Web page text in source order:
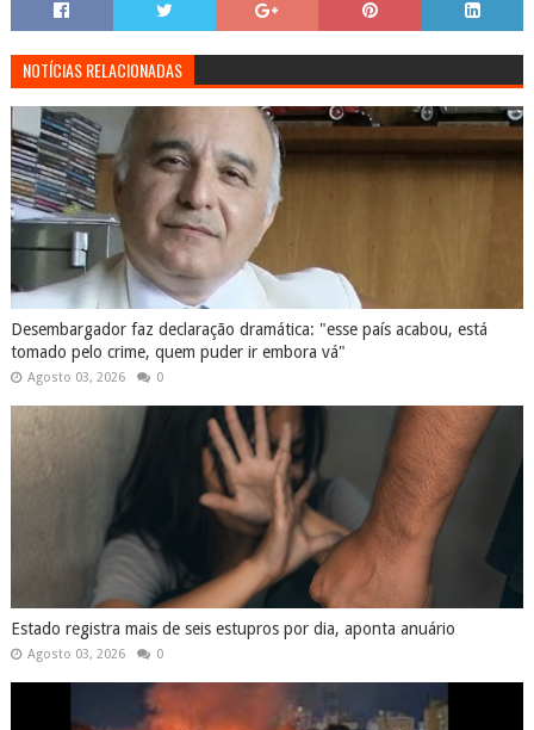
NOTÍCIAS RELACIONADAS
Desembargador faz declaração dramática: "esse país acabou, está
tomado pelo crime, quem puder ir embora vá"
Agosto 03, 2026 0
Estado registra mais de seis estupros por dia, aponta anuário
Agosto 03, 2026 0